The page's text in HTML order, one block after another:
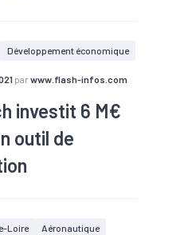
Développement économique
par www.flash-infos.com
investit 6 M€
outil de
Loire Aéronautique